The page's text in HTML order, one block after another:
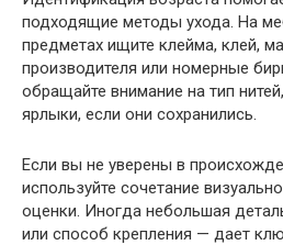
подходящие методы ухода. На
предметах ищите клейма, клей,
производителя или номерные
обращайте внимание на тип
ярлыки, если они сохранились.
Если вы не уверены в
используйте сочетание
оценки. Иногда небольшая
или способ крепления — дает